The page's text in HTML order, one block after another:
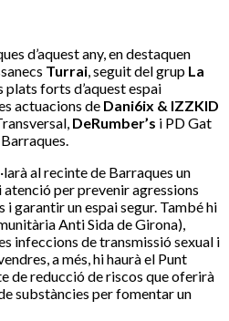
d’aquest any, en destaquen
Turrai, seguit del grup La
plats forts d’aquest espai
actuacions de Dani6ix & IZZKID
DeRumber’s i PD Gat
al recinte de Barraques un
per prevenir agressions
garantir un espai segur. També hi
Anti Sida de Girona),
infeccions de transmissió sexual i
a més, hi haurà el Punt
de reducció de riscos que oferirà
substàncies per fomentar un